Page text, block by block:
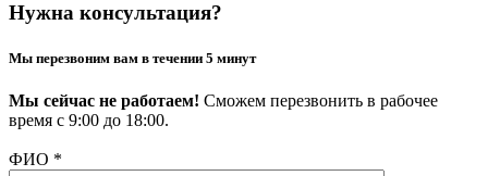
Нужна консультация?
Мы перезвоним вам в течении 5 минут
Мы сейчас не работаем! Сможем перезвонить в рабочее
время с 9:00 до 18:00.
ФИО *